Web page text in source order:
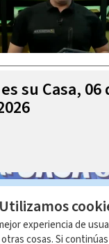
su Casa, 06
Utilizamos
experiencia de
cosas. Si